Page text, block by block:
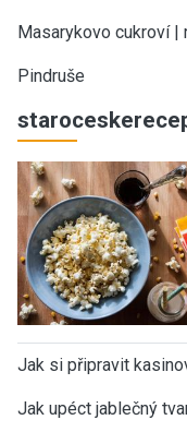
Masarykovo cukroví |
Pindruše
Jak si připravit
Jak upéct jablečný